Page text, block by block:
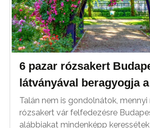
6 pazar rózsakert
látványával beragyogja
Talán nem is gondolnátok,
rózsakert vár felfedezésre
alábbiakat mindenképp